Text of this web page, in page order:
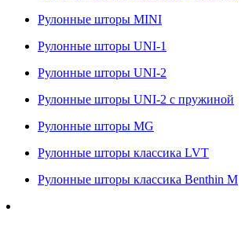
Рулонные шторы MINI
Рулонные шторы UNI-1
Рулонные шторы UNI-2
Рулонные шторы UNI-2 с пружиной
Рулонные шторы MG
Рулонные шторы классика LVT
Рулонные шторы классика Benthin M